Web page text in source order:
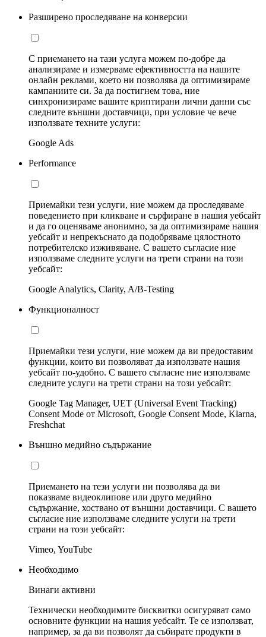
Разширено проследяване на конверсии
С приемането на тази услуга можем по-добре да
анализираме и измерваме ефективността на нашите
онлайн реклами, което ни позволява да оптимизираме
кампаниите си. За да постигнем това, ние
синхронизираме вашите криптирани лични данни със
следните външни доставчици, при условие че вече
използвате техните услуги:
Google Ads
Performance
Приемайки тези услуги, ние можем да проследяваме
поведението при кликване и сърфиране в нашия уебсайт
и да го оценяваме анонимно, за да оптимизираме нашия
уебсайт и непрекъснато да подобряваме цялостното
потребителско изживяване. С вашето съгласие ние
използваме следните услуги на трети страни на този
уебсайт:
Google Analytics, Clarity, A/B-Testing
Функционалност
Приемайки тези услуги, ние можем да ви предоставим
функции, които ви позволяват да използвате нашия
уебсайт по-удобно. С вашето съгласие ние използваме
следните услуги на трети страни на този уебсайт:
Google Tag Manager, UET (Universal Event Tracking)
Consent Mode от Microsoft, Google Consent Mode, Klarna,
Freshchat
Външно медийно съдържание
Приемането на тези услуги ни позволява да ви
показваме видеоклипове или друго медийно
съдържание, хоствано от външни доставчици. С вашето
съгласие ние използваме следните услуги на трети
страни на този уебсайт:
Vimeo, YouTube
Необходимо
Винаги активни
Технически необходимите бисквитки осигуряват само
основните функции на нашия уебсайт. Те се използват,
например, за да ви позволят да събирате продукти в